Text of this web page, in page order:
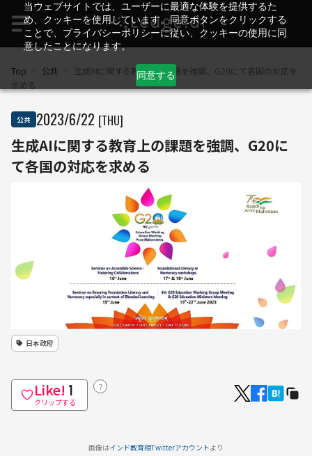
当ウェブサイトでは、ユーザーに最適な体験を提供するた
め、クッキーを使用しています。同意ボタンをクリックする
ことで、プライバシーポリシーに従い、クッキーの使用に同
意したことになります。
同意する
Top 公共
生成AIに関する教育上の課題を強調、G20にて各国の対応を
求める
公共 2023/6/22 [THU]
生成AIに関する教育上の課題を強調、G20に
て各国の対応を求める
日本政府
Like! 1
クリップする
？
画像はインド教育相Twitterアカウントより